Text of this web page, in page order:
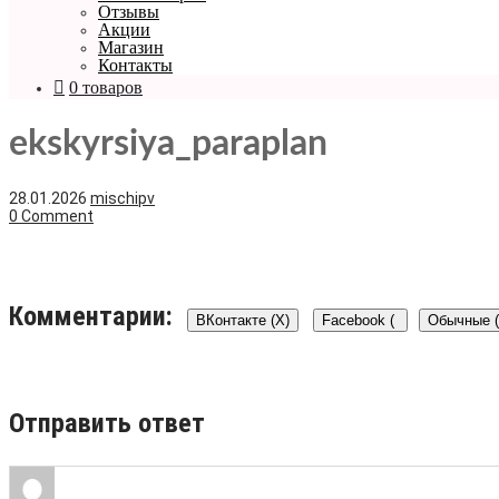
Отзывы
Акции
Магазин
Контакты
0 товаров
ekskyrsiya_paraplan
28.01.2026 mischipv
0 Comment
Комментарии: ВКонтакте (X) Facebook ( )
Обычные
Отправить ответ